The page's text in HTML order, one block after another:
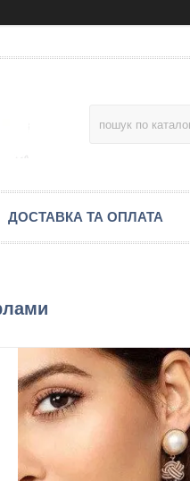
ДОСТАВКА ТА ОПЛАТА